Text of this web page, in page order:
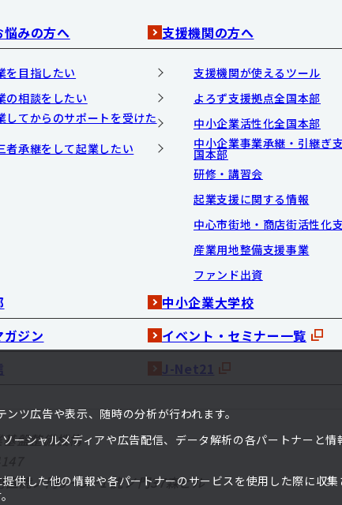
ツ広告や表示、随時の分析が行われます。
ーシャルメディアや広告配信、データ解析の各パートナーと情
供した他の情報や各パートナーのサービスを使用した際に収集
みの方へ
を目指したい
の相談をしたい
してからのサポートを受けた
者承継をして起業したい
支援機関の方へ
支援機関が使えるツール
よろず支援拠点全国本部
中小企業活性化全国本部
中小企業事業承継・引継ぎ
国本部
研修・講習会
起業支援に関する情報
中心市街地・商店街活性化
産業用地整備支援事業
ファンド出資
中小企業大学校
ガジン イベント・セミナー一覧
J-Net21
盤整備機構
虎ノ門3－5－1虎ノ門37森ビル